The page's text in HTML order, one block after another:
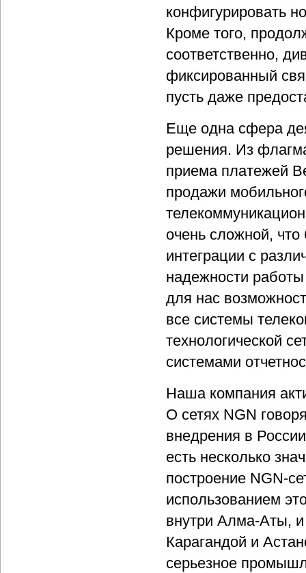
конфигурировать
Кроме того,
соответственно,
фиксированный
пусть даже
Еще одна сфера
решения. Из
приема платежей
продажи
очень сложной,
интеграции с
надежности
для нас
все системы
технологической
системами
Наша компания
О сетях NGN
внедрения в
есть несколько
построение NGN-
использованием
внутри Алма-Аты,
Карагандой и
серьезное